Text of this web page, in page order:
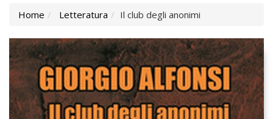
Home Letteratura Il club degli anonimi